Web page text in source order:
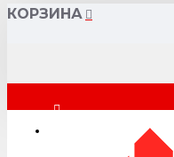
КОРЗИНА